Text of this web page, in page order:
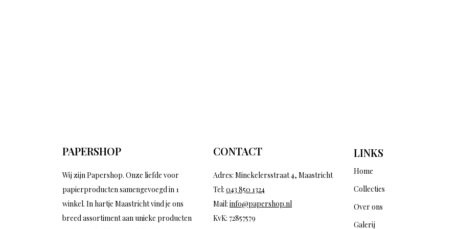
PAPERSHOP
Wij zijn Papershop. Onze liefde voor
papierproducten samengevoegd in 1
winkel. In hartje Maastricht vind je ons
breed assortiment aan unieke producten
CONTACT
Adres: Minckelersstraat 4, Maastricht
Tel: 043 850 1324
Mail: info@papershop.nl
KvK: 72857579
LINKS
Home
Collecties
Over ons
Galerij